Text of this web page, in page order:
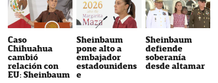
Caso
Chihuahua
cambió
relación con
EU: Sheinbaum
Sheinbaum
pone alto a
embajador
estadounidens
e
Sheinbaum
defiende
soberanía
desde altamar